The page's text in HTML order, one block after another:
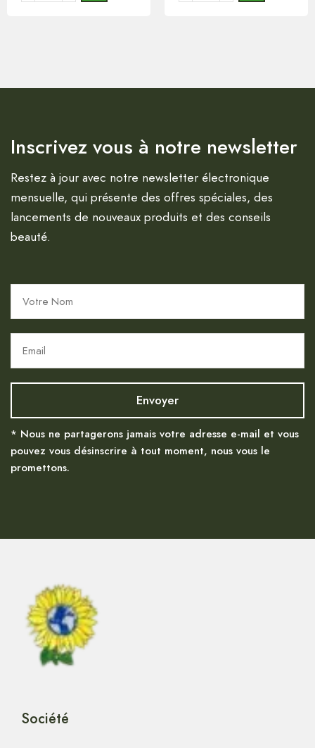
Inscrivez vous à notre newsletter
Restez à jour avec notre newsletter électronique
mensuelle, qui présente des offres spéciales, des
lancements de nouveaux produits et des conseils
beauté.
* Nous ne partagerons jamais votre adresse e-mail et vous
pouvez vous désinscrire à tout moment, nous vous le
promettons.
Société